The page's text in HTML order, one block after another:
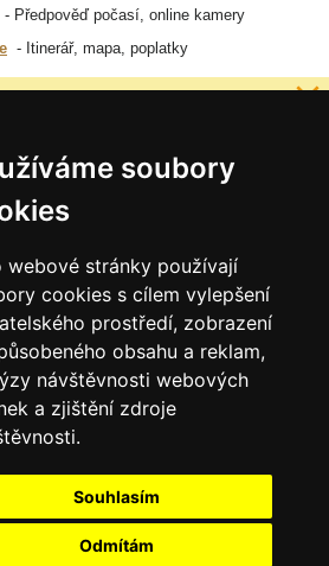
soubory
webové stránky používají
cookies s cílem vylepšení
prostředí, zobrazení
obsahu a reklam,
návštěvnosti webových
a zjištění zdroje
Souhlasím
Odmítám
Předpověď počasí, online kamery
Itinerář, mapa, poplatky
serveru